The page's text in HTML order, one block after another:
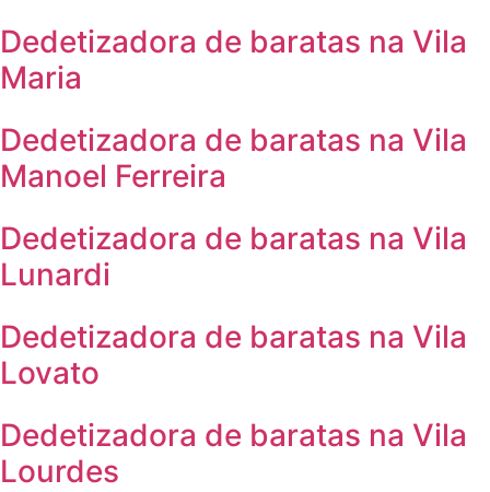
Dedetizadora de baratas na Vila
Maria
Dedetizadora de baratas na Vila
Manoel Ferreira
Dedetizadora de baratas na Vila
Lunardi
Dedetizadora de baratas na Vila
Lovato
Dedetizadora de baratas na Vila
Lourdes